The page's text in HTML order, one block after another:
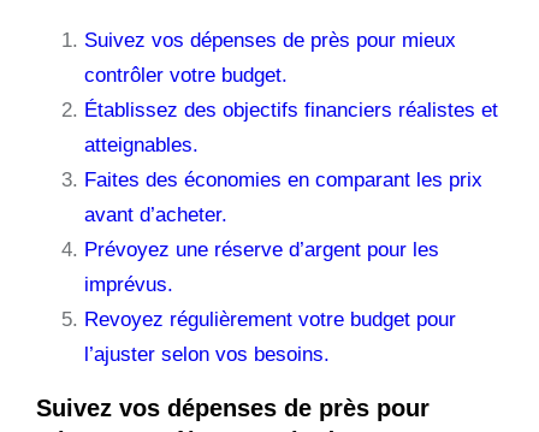
Suivez vos dépenses de près pour mieux
contrôler votre budget.
Établissez des objectifs financiers réalistes et
atteignables.
Faites des économies en comparant les prix
avant d’acheter.
Prévoyez une réserve d’argent pour les
imprévus.
Revoyez régulièrement votre budget pour
l’ajuster selon vos besoins.
Suivez vos dépenses de près pour